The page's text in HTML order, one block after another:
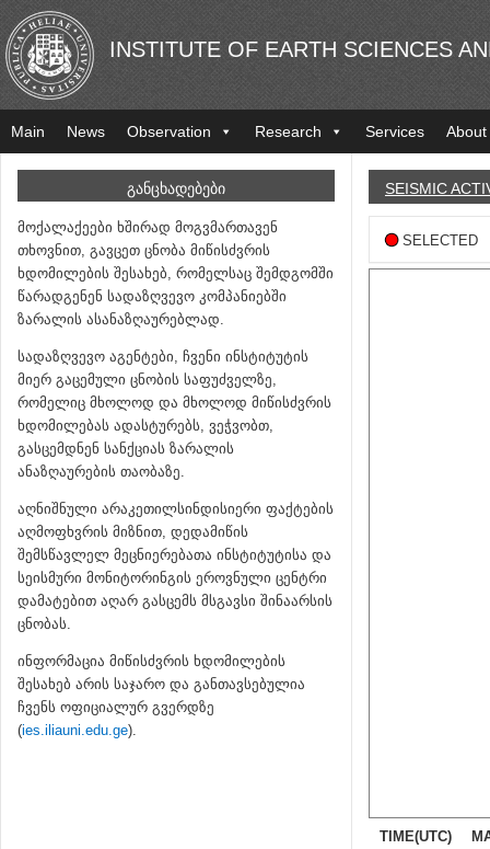
INSTITUTE OF EARTH SCIENCES
Main News Observation Research Services About
ᲒᲐᲜᲪᲮᲐᲓᲔᲑᲔᲑᲘ
მოქალაქეები ხშირად მოგვმართავენ
თხოვნით, გავცეთ ცნობა მიწისძვრის
ხდომილების შესახებ, რომელსაც შემდგომში
წარადგენენ სადაზღვევო კომპანიებში
ზარალის ასანაზღაურებლად.
სადაზღვევო აგენტები, ჩვენი ინსტიტუტის
მიერ გაცემული ცნობის საფუძველზე,
რომელიც მხოლოდ და მხოლოდ მიწისძვრის
ხდომილებას ადასტურებს, ვეჭვობთ,
გასცემდნენ სანქციას ზარალის
ანაზღაურების თაობაზე.
აღნიშნული არაკეთილსინდისიერი ფაქტების
აღმოფხვრის მიზნით, დედამიწის
შემსწავლელ მეცნიერებათა ინსტიტუტისა და
სეისმური მონიტორინგის ეროვნული ცენტრი
დამატებით აღარ გასცემს მსგავსი შინაარსის
ცნობას.
ინფორმაცია მიწისძვრის ხდომილების
შესახებ არის საჯარო და განთავსებულია
ჩვენს ოფიციალურ გვერდზე
(ies.iliauni.edu.ge).
SEISMIC
SELECTED
TIME(UTC)